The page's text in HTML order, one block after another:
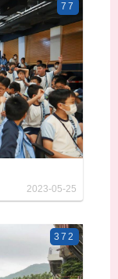
77
2023-05-25
372